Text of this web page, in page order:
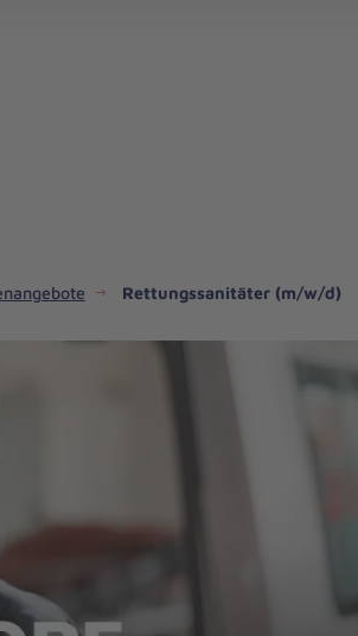
Rettungssanitäter (m/w/d)